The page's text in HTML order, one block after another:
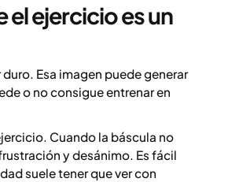
el ejercicio es un
Esa imagen puede generar
o no consigue entrenar en
Cuando la báscula no
y desánimo. Es fácil
suele tener que ver con